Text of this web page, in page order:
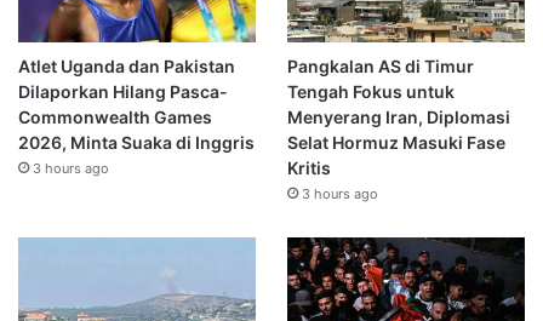
Atlet Uganda dan Pakistan
Dilaporkan Hilang Pasca-
Commonwealth Games
2026, Minta Suaka di Inggris
3 hours ago
Pangkalan AS di Timur
Tengah Fokus untuk
Menyerang Iran, Diplomasi
Selat Hormuz Masuki Fase
Kritis
3 hours ago